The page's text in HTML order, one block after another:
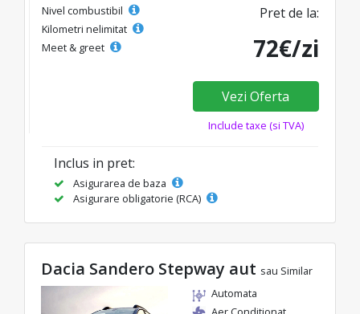
Nivel combustibil
Kilometri nelimitat
Meet & greet
Pret de la:
72€/zi
Vezi Oferta
Include taxe (si TVA)
Inclus in pret:
Asigurarea de baza
Asigurare obligatorie (RCA)
Dacia Sandero Stepway aut sau Similar
Automata